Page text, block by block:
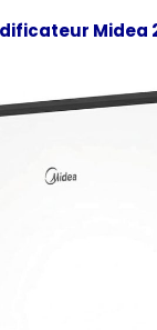
Midea